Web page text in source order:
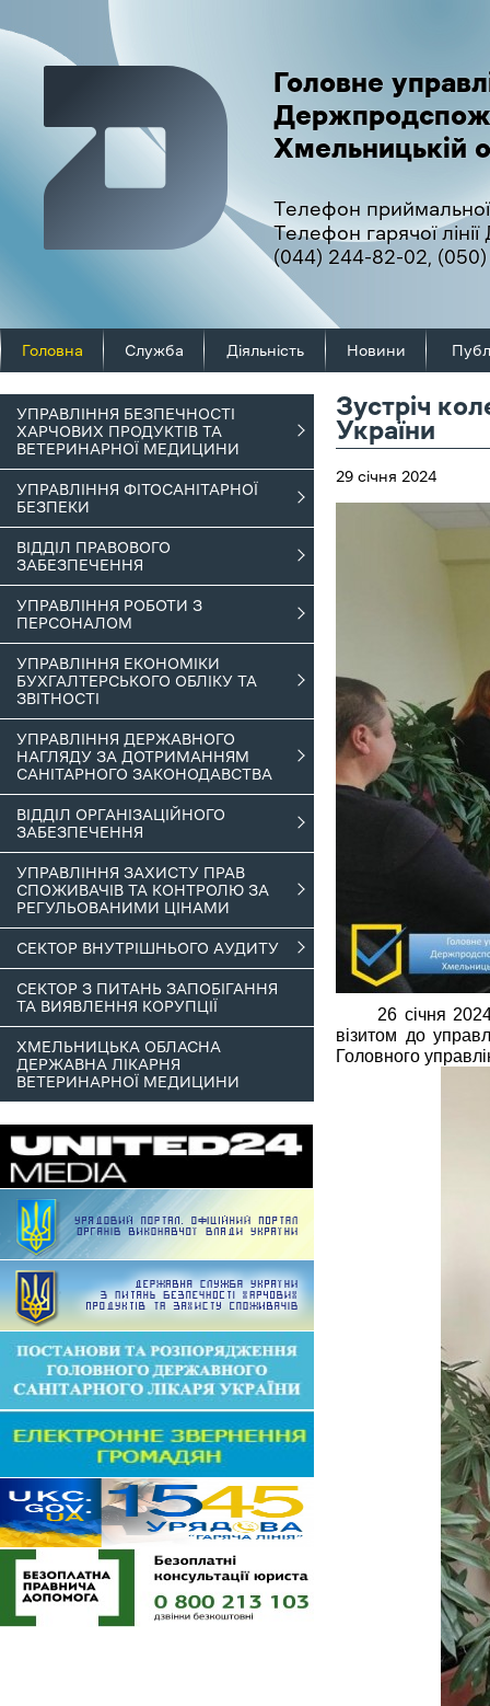
Головне
Хмельницькій
Телефон
Телефон гарячої
(044) 244-82-02,
Головна Служба Діяльність Новини
УПРАВЛІННЯ БЕЗПЕЧНОСТІ
ХАРЧОВИХ ПРОДУКТІВ ТА
ВЕТЕРИНАРНОЇ МЕДИЦИНИ
УПРАВЛІННЯ ФІТОСАНІТАРНОЇ
БЕЗПЕКИ
ВІДДІЛ ПРАВОВОГО
ЗАБЕЗПЕЧЕННЯ
УПРАВЛІННЯ РОБОТИ З
ПЕРСОНАЛОМ
УПРАВЛІННЯ ЕКОНОМІКИ
БУХГАЛТЕРСЬКОГО ОБЛІКУ ТА
ЗВІТНОСТІ
УПРАВЛІННЯ ДЕРЖАВНОГО
НАГЛЯДУ ЗА ДОТРИМАННЯМ
САНІТАРНОГО ЗАКОНОДАВСТВА
ВІДДІЛ ОРГАНІЗАЦІЙНОГО
ЗАБЕЗПЕЧЕННЯ
УПРАВЛІННЯ ЗАХИСТУ ПРАВ
СПОЖИВАЧІВ ТА КОНТРОЛЮ ЗА
РЕГУЛЬОВАНИМИ ЦІНАМИ
СЕКТОР ВНУТРІШНЬОГО АУДИТУ
СЕКТОР З ПИТАНЬ ЗАПОБІГАННЯ
ТА ВИЯВЛЕННЯ КОРУПЦІЇ
ХМЕЛЬНИЦЬКА ОБЛАСНА
ДЕРЖАВНА ЛІКАРНЯ
ВЕТЕРИНАРНОЇ МЕДИЦИНИ
Зустріч
України
29 січня 2024
26 січня
візитом до
Головного